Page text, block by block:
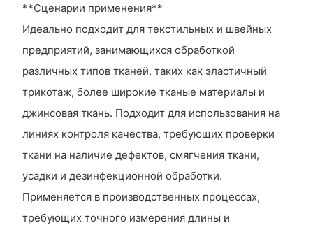
**Сценарии применения**
Идеально подходит для текстильных и швейных
предприятий, занимающихся обработкой
различных типов тканей, таких как эластичный
трикотаж, более широкие тканые материалы и
джинсовая ткань. Подходит для использования на
линиях контроля качества, требующих проверки
ткани на наличие дефектов, смягчения ткани,
усадки и дезинфекционной обработки.
Применяется в производственных процессах,
требующих точного измерения длины и